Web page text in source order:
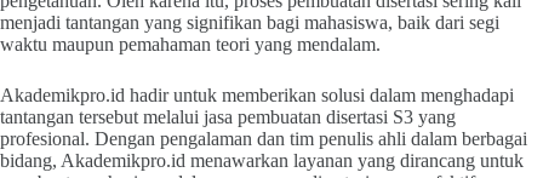
menjadi tantangan yang signifikan bagi mahasiswa, baik dari segi
waktu maupun pemahaman teori yang mendalam.
Akademikpro.id hadir untuk memberikan solusi dalam menghadapi
tantangan tersebut melalui jasa pembuatan disertasi S3 yang
profesional. Dengan pengalaman dan tim penulis ahli dalam berbagai
bidang, Akademikpro.id menawarkan layanan yang dirancang untuk